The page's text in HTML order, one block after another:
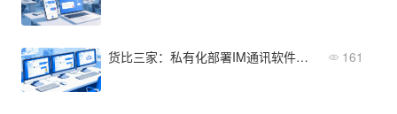
货比三家：私有化部署IM通讯软件哪家好？实测对比 161